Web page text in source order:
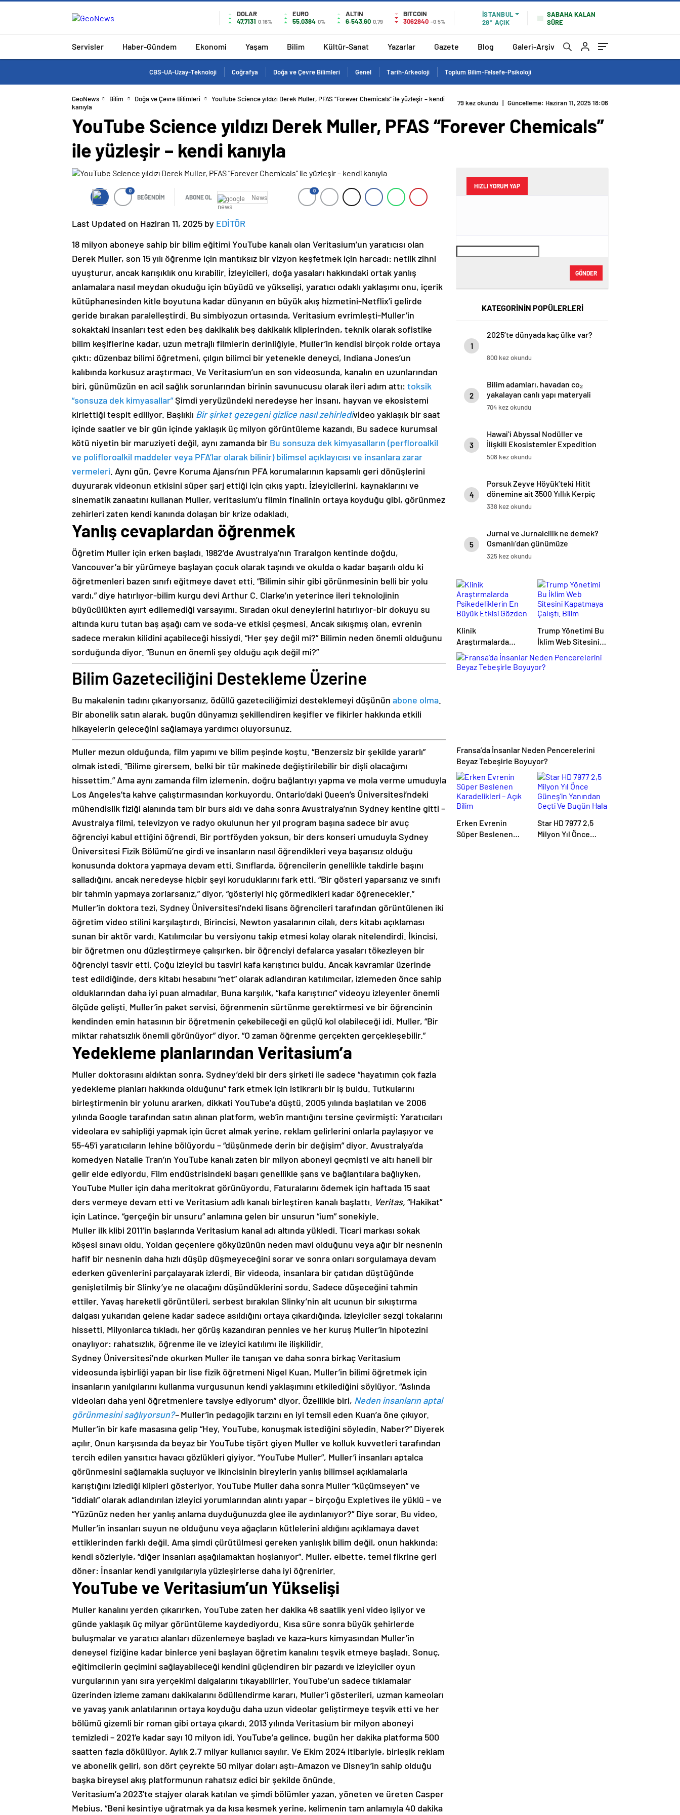
DOLAR
47,7131 0.16%
EURO
55,0384 0%
ALTIN
6.543,60 0,79
BITCOIN
3062840 -0.5%
İSTANBUL
28° AÇIK
SABAHA KALAN
SÜRE
Servisler Haber-Gündem Ekonomi Yaşam Bilim Kültür-Sanat Yazarlar Gazete Blog Galeri-Arşiv
CBS-UA-Uzay-Teknoloji Coğrafya Doğa ve Çevre Bilimleri Genel Tarih-Arkeoloji Toplum Bilim-Felsefe-Psikoloji
GeoNews Bilim Doğa ve Çevre Bilimleri
YouTube Science yıldızı Derek Muller, PFAS “Forever Chemicals” ile yüzleşir – kendi
kanıyla
79 kez okundu | Güncelleme: Haziran 11, 2025 18:06
YouTube Science yıldızı Derek Muller, PFAS “Forever Chemicals”
ile yüzleşir – kendi kanıyla
0
BEĞENDİM ABONE OL News
0
Last Updated on Haziran 11, 2025 by EDİTÖR
18 milyon aboneye sahip bir bilim eğitimi YouTube kanalı olan Veritasium’un yaratıcısı olan
Derek Muller, son 15 yılı öğrenme için mantıksız bir vizyon keşfetmek için harcadı: netlik zihni
uyuşturur, ancak karışıklık onu kırabilir. İzleyicileri, doğa yasaları hakkındaki ortak yanlış
anlamalara nasıl meydan okuduğu için büyüdü ve yükselişi, yaratıcı odaklı yaklaşımı onu, içerik
kütüphanesinden kitle boyutuna kadar dünyanın en büyük akış hizmetini-Netflix’i gelirde
geride bırakan paralelleştirdi. Bu simbiyozun ortasında, Veritasium evrimleşti-Muller’in
sokaktaki insanları test eden beş dakikalık beş dakikalık kliplerinden, teknik olarak sofistike
bilim keşiflerine kadar, uzun metrajlı filmlerin derinliğiyle. Muller’in kendisi birçok rolde ortaya
çıktı: düzenbaz bilimi öğretmeni, çılgın bilimci bir yetenekle deneyci, Indiana Jones’un
kalıbında korkusuz araştırmacı. Ve Veritasium’un en son videosunda, kanalın en uzunlarından
biri, günümüzün en acil sağlık sorunlarından birinin savunucusu olarak ileri adım attı: toksik
“sonsuza dek kimyasallar”Şimdi yeryüzündeki neredeyse her insanı, hayvan ve ekosistemi
kirlettiği tespit ediliyor. Başlıklı Bir şirket gezegeni gizlice nasıl zehirledivideo yaklaşık bir saat
içinde saatler ve bir gün içinde yaklaşık üç milyon görüntüleme kazandı. Bu sadece kurumsal
kötü niyetin bir maruziyeti değil, aynı zamanda bir Bu sonsuza dek kimyasalların (perfloroalkil
ve polifloroalkil maddeler veya PFA’lar olarak bilinir) bilimsel açıklayıcısı ve insanlara zarar
vermeleri. Aynı gün, Çevre Koruma Ajansı’nın PFA korumalarının kapsamlı geri dönüşlerini
duyurarak videonun etkisini süper şarj ettiği için çıkış yaptı. İzleyicilerini, kaynaklarını ve
sinematik zanaatını kullanan Muller, veritasium’u filmin finalinin ortaya koyduğu gibi, görünmez
zehirleri zaten kendi kanında dolaşan bir krize odakladı.
Yanlış cevaplardan öğrenmek
Öğretim Muller için erken başladı. 1982’de Avustralya’nın Traralgon kentinde doğdu,
Vancouver’a bir yürümeye başlayan çocuk olarak taşındı ve okulda o kadar başarılı oldu ki
öğretmenleri bazen sınıfı eğitmeye davet etti. “Bilimin sihir gibi görünmesinin belli bir yolu
vardı,” diye hatırlıyor-bilim kurgu devi Arthur C. Clarke’ın yeterince ileri teknolojinin
büyücülükten ayırt edilemediği varsayımı. Sıradan okul deneylerini hatırlıyor-bir dokuyu su
altında kuru tutan baş aşağı cam ve soda-ve etkisi çeşmesi. Ancak sıkışmış olan, evrenin
sadece merakın kilidini açabileceği hissiydi. “Her şey değil mi?” Bilimin neden önemli olduğunu
sorduğunda diyor. “Bunun en önemli şey olduğu açık değil mi?”
Bilim Gazeteciliğini Destekleme Üzerine
Bu makalenin tadını çıkarıyorsanız, ödüllü gazeteciliğimizi desteklemeyi düşünün abone olma.
Bir abonelik satın alarak, bugün dünyamızı şekillendiren keşifler ve fikirler hakkında etkili
hikayelerin geleceğini sağlamaya yardımcı oluyorsunuz.
Muller mezun olduğunda, film yapımı ve bilim peşinde koştu. “Benzersiz bir şekilde yararlı”
olmak istedi. “Bilime girersem, belki bir tür makinede değiştirilebilir bir dişli olacağımı
hissettim.” Ama aynı zamanda film izlemenin, doğru bağlantıyı yapma ve mola verme umuduyla
Los Angeles’ta kahve çalıştırmasından korkuyordu. Ontario’daki Queen’s Üniversitesi’ndeki
mühendislik fiziği alanında tam bir burs aldı ve daha sonra Avustralya’nın Sydney kentine gitti –
Avustralya filmi, televizyon ve radyo okulunun her yıl program başına sadece bir avuç
öğrenciyi kabul ettiğini öğrendi. Bir portföyden yoksun, bir ders konseri umuduyla Sydney
Üniversitesi Fizik Bölümü’ne girdi ve insanların nasıl öğrendikleri veya başarısız olduğu
konusunda doktora yapmaya devam etti. Sınıflarda, öğrencilerin genellikle takdirle başını
salladığını, ancak neredeyse hiçbir şeyi koruduklarını fark etti. “Bir gösteri yaparsanız ve sınıfı
bir tahmin yapmaya zorlarsanız,” diyor, “gösteriyi hiç görmedikleri kadar öğrenecekler.”
Muller’in doktora tezi, Sydney Üniversitesi’ndeki lisans öğrencileri tarafından görüntülenen iki
öğretim video stilini karşılaştırdı. Birincisi, Newton yasalarının cilalı, ders kitabı açıklaması
sunan bir aktör vardı. Katılımcılar bu versiyonu takip etmesi kolay olarak nitelendirdi. İkincisi,
bir öğretmen onu düzleştirmeye çalışırken, bir öğrenciyi defalarca yasaları tökezleyen bir
öğrenciyi tasvir etti. Çoğu izleyici bu tasviri kafa karıştırıcı buldu. Ancak kavramlar üzerinde
test edildiğinde, ders kitabı hesabını “net” olarak adlandıran katılımcılar, izlemeden önce sahip
olduklarından daha iyi puan almadılar. Buna karşılık, “kafa karıştırıcı” videoyu izleyenler önemli
ölçüde gelişti. Muller’in paket servisi, öğrenmenin sürtünme gerektirmesi ve bir öğrencinin
kendinden emin hatasının bir öğretmenin çekebileceği en güçlü kol olabileceği idi. Muller, “Bir
miktar rahatsızlık önemli görünüyor” diyor. “O zaman öğrenme gerçekten gerçekleşebilir.”
Yedekleme planlarından Veritasium’a
Muller doktorasını aldıktan sonra, Sydney’deki bir ders şirketi ile sadece “hayatımın çok fazla
yedekleme planları hakkında olduğunu” fark etmek için istikrarlı bir iş buldu. Tutkularını
birleştirmenin bir yolunu ararken, dikkati YouTube’a düştü. 2005 yılında başlatılan ve 2006
yılında Google tarafından satın alınan platform, web’in mantığını tersine çevirmişti: Yaratıcıları
videolara ev sahipliği yapmak için ücret almak yerine, reklam gelirlerini onlarla paylaşıyor ve
55-45’i yaratıcıların lehine bölüyordu – “düşünmede derin bir değişim” diyor. Avustralya’da
komedyen Natalie Tran’ın YouTube kanalı zaten bir milyon aboneyi geçmişti ve altı haneli bir
gelir elde ediyordu. Film endüstrisindeki başarı genellikle şans ve bağlantılara bağlıyken,
YouTube Muller için daha meritokrat görünüyordu. Faturalarını ödemek için haftada 15 saat
ders vermeye devam etti ve Veritasium adlı kanalı birleştiren kanalı başlattı. Veritas, “Hakikat”
için Latince, “gerçeğin bir unsuru” anlamına gelen bir unsurun “ium” sonekiyle.
Muller ilk klibi 2011’in başlarında Veritasium kanal adı altında yükledi. Ticari markası sokak
köşesi sınavı oldu. Yoldan geçenlere gökyüzünün neden mavi olduğunu veya ağır bir nesnenin
hafif bir nesnenin daha hızlı düşüp düşmeyeceğini sorar ve sonra onları sorgulamaya devam
ederken güvenlerini parçalayarak izlerdi. Bir videoda, insanlara bir çatıdan düştüğünde
genişletilmiş bir Slinky’ye ne olacağını düşündüklerini sordu. Sadece düşeceğini tahmin
ettiler. Yavaş hareketli görüntüleri, serbest bırakılan Slinky’nin alt ucunun bir sıkıştırma
dalgası yukarıdan gelene kadar sadece asıldığını ortaya çıkardığında, izleyiciler sezgi tokalarını
hissetti. Milyonlarca tıkladı, her görüş kazandıran pennies ve her kuruş Muller’in hipotezini
onaylıyor: rahatsızlık, öğrenme ile ve izleyici katılımı ile ilişkilidir.
Sydney Üniversitesi’nde okurken Muller ile tanışan ve daha sonra birkaç Veritasium
videosunda işbirliği yapan bir lise fizik öğretmeni Nigel Kuan, Muller’in bilimi öğretmek için
insanların yanılgılarını kullanma vurgusunun kendi yaklaşımını etkilediğini söylüyor. “Aslında
videoları daha yeni öğretmenlere tavsiye ediyorum” diyor. Özellikle biri, Neden insanların aptal
görünmesini sağlıyorsun?–Muller’in pedagojik tarzını en iyi temsil eden Kuan’a öne çıkıyor.
Muller’in bir kafe masasına gelip “Hey, YouTube, konuşmak istediğini söyledin. Naber?” Diyerek
açılır. Onun karşısında da beyaz bir YouTube tişört giyen Muller ve kolluk kuvvetleri tarafından
tercih edilen yansıtıcı havacı gözlükleri giyiyor. “YouTube Muller”, Muller’i insanları aptalca
görünmesini sağlamakla suçluyor ve ikincisinin bireylerin yanlış bilimsel açıklamalarla
karıştığını izlediği klipleri gösteriyor. YouTube Muller daha sonra Muller “küçümseyen” ve
“iddialı” olarak adlandırılan izleyici yorumlarından alıntı yapar – birçoğu Expletives ile yüklü – ve
“Yüzünüz neden her yanlış anlama duyduğunuzda glee ile aydınlanıyor?” Diye sorar. Bu video,
Muller’in insanları suyun ne olduğunu veya ağaçların kütlelerini aldığını açıklamaya davet
ettiklerinden farklı değil. Ama şimdi çürütülmesi gereken yanlışlık bilim değil, onun hakkında:
kendi sözleriyle, “diğer insanları aşağılamaktan hoşlanıyor”. Muller, elbette, temel fikrine geri
döner: İnsanlar kendi yanılgılarıyla yüzleşirlerse daha iyi öğrenirler.
YouTube ve Veritasium’un Yükselişi
Muller kanalını yerden çıkarırken, YouTube zaten her dakika 48 saatlik yeni video işliyor ve
günde yaklaşık üç milyar görüntüleme kaydediyordu. Kısa süre sonra büyük şehirlerde
buluşmalar ve yaratıcı alanları düzenlemeye başladı ve kaza-kurs kimyasından Muller’in
deneysel fiziğine kadar binlerce yeni başlayan öğretim kanalını teşvik etmeye başladı. Sonuç,
eğitimcilerin geçimini sağlayabileceği kendini güçlendiren bir pazardı ve izleyiciler oyun
vurgularının yanı sıra yerçekimi dalgalarını tıkayabilirler. YouTube’un sadece tıklamalar
üzerinden izleme zamanı dakikalarını ödüllendirme kararı, Muller’i gösterileri, uzman kameoları
ve yavaş yanık anlatılarının ortaya koyduğu daha uzun videolar geliştirmeye teşvik etti ve her
bölümü gizemli bir roman gibi ortaya çıkardı. 2013 yılında Veritasium bir milyon aboneyi
temizledi – 2021’e kadar sayı 10 milyon idi. YouTube’a gelince, bugün her dakika platforma 500
saatten fazla dökülüyor. Aylık 2,7 milyar kullanıcı sayılır. Ve Ekim 2024 itibariyle, birleşik reklam
ve abonelik geliri, son dört çeyrekte 50 milyar doları aştı-Amazon ve Disney’in sahip olduğu
başka bireysel akış platformunun rahatsız edici bir şekilde önünde.
Veritasium’a 2023’te stajyer olarak katılan ve şimdi bölümler yazan, yöneten ve üreten Casper
Mebius, “Beni kesintiye uğratmak ya da kısa kesmek yerine, kelimenin tam anlamıyla 40 dakika
HIZLI YORUM YAP
GÖNDER
KATEGORİNİN POPÜLERLERİ
1
2025’te dünyada kaç ülke var?
800 kez okundu
2
Bilim adamları, havadan co₂
yakalayan canlı yapı materyali
yaratıyor
704 kez okundu
3
Hawaiʻi Abyssal Nodüller ve
İlişkili Ekosistemler Expedition
508 kez okundu
4
Porsuk Zeyve Höyük’teki Hitit
dönemine ait 3500 Yıllık Kerpiç
Yapılar
338 kez okundu
5
Jurnal ve Jurnalcilik ne demek?
Osmanlı’dan günümüze
ihbarcılık
325 kez okundu
Klinik
Araştırmalarda
Psikedeliklerin En
Büyük Etkisi
Gözden Kaçıyor
Görünüyorlar
Trump Yönetimi Bu
İklim Web Sitesini
Kapatmaya Çalıştı.
Bilim Adamları Onu
Fransa’da İnsanlar Neden Pencerelerini
Beyaz Tebeşirle Boyuyor?
Erken Evrenin
Süper Beslenen
Star HD 7977 2,5
Milyon Yıl Önce